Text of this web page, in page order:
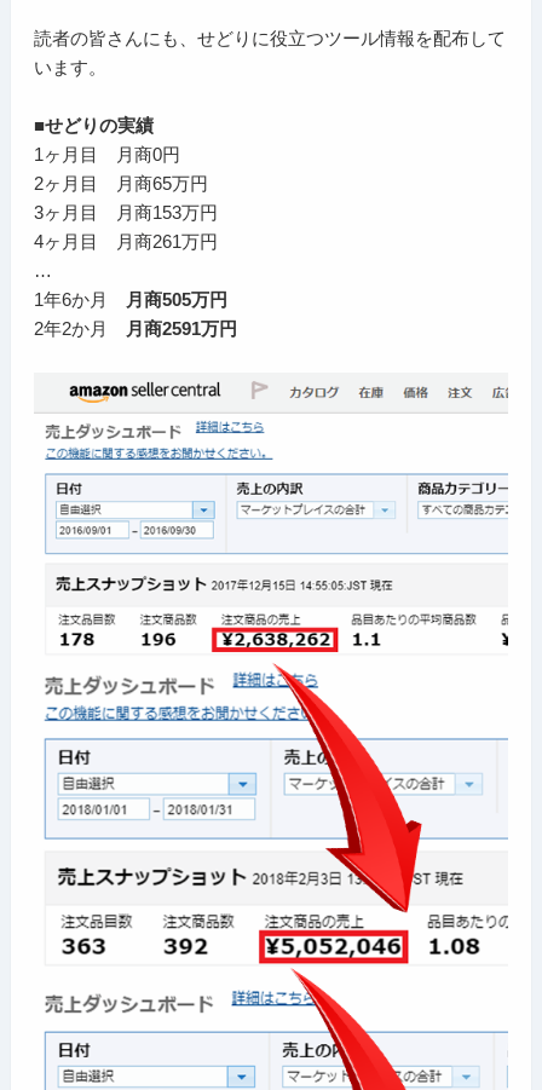
読者の皆さんにも、せどりに役立つツール情報を配布して
います。
■せどりの実績
1ヶ月目 月商0円
2ヶ月目 月商65万円
3ヶ月目 月商153万円
4ヶ月目 月商261万円
…
1年6か月
月商505万円
2年2か月
月商2591万円